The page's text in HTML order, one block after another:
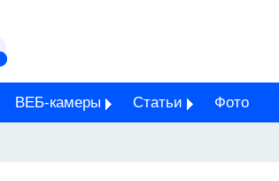
ВЕБ-камеры Статьи Фото